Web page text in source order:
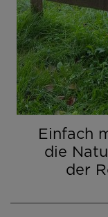
Einfach
die
der